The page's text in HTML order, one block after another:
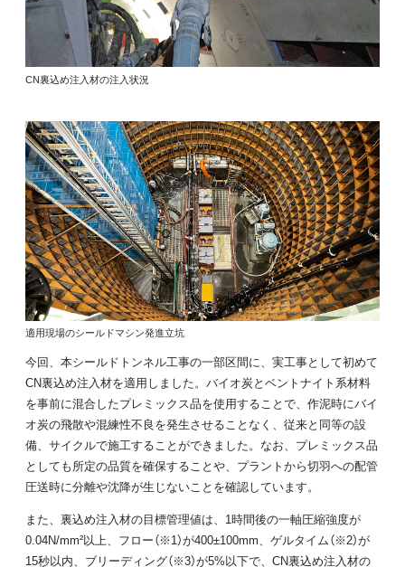
CN裏込め注入材の注入状況
適用現場のシールドマシン発進立坑
今回、本シールドトンネル工事の一部区間に、実工事として初めて
CN裏込め注入材を適用しました。バイオ炭とベントナイト系材料
を事前に混合したプレミックス品を使用することで、作泥時にバイ
オ炭の飛散や混練性不良を発生させることなく、従来と同等の設
備、サイクルで施工することができました。なお、プレミックス品
としても所定の品質を確保することや、プラントから切羽への配管
圧送時に分離や沈降が生じないことを確認しています。
また、裏込め注入材の目標管理値は、1時間後の一軸圧縮強度が
0.04N/mm²以上、フロー（※1）が400±100mm、ゲルタイム（※2）が
15秒以内、ブリーディング（※3）が5%以下で、CN裏込め注入材の